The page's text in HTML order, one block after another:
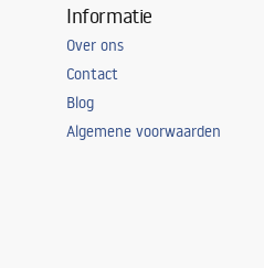
Informatie
Over ons
Contact
Blog
Algemene voorwaarden